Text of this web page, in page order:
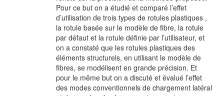
Pour ce but on a étudié et comparé l’effet
d’utilisation de trois types de rotules plastiques ,
la rotule basée sur le modèle de fibre, la rotule
par défaut et la rotule définie par l’utilisateur, et
on a constaté que les rotules plastiques des
éléments structurels, en utilisant le modèle de
fibres, se modélisent en grande précision. Et
pour le même but on a discuté et évalué l’effet
des modes conventionnels de chargement latéral